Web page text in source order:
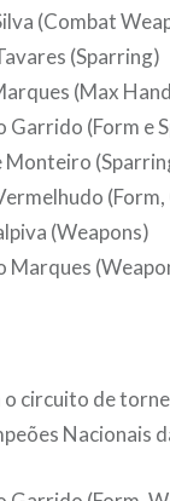
(Combat
(Sparring)
(Max
Garrido (Form e
Monteiro
(Weapons)
Marques
o circuito de
Nacionais